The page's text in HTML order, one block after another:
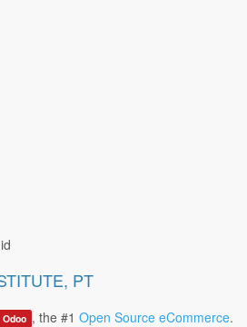
PT
Odoo , the #1 Open Source eCommerce.